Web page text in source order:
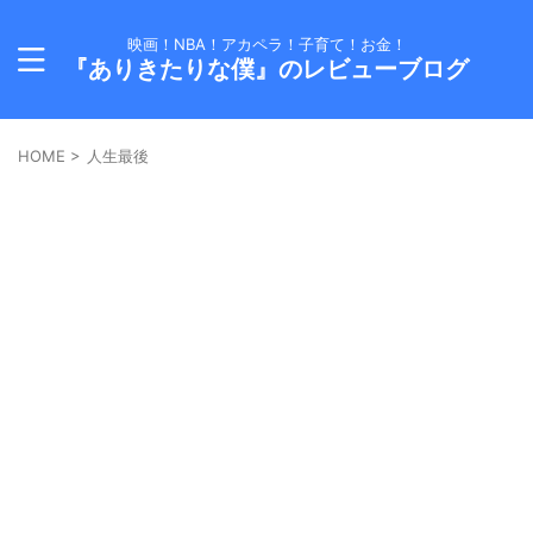
映画！NBA！アカペラ！子育て！お金！
『ありきたりな僕』のレビューブログ
HOME > 人生最後